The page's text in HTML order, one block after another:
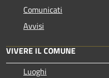
Comunicati
Avvisi
VIVERE IL COMUNE
Luoghi